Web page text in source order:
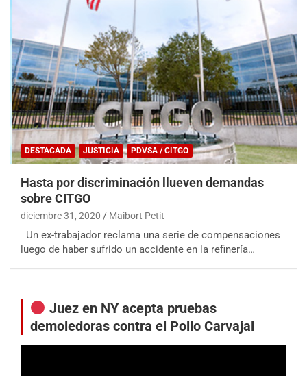
DESTACADA JUSTICIA PDVSA / CITGO
Hasta por discriminación llueven demandas
sobre CITGO
diciembre 31, 2020 Maibort Petit
Un ex-trabajador reclama una serie de compensaciones
luego de haber sufrido un accidente en la refinería…
Juez en NY acepta pruebas
demoledoras contra el Pollo Carvajal